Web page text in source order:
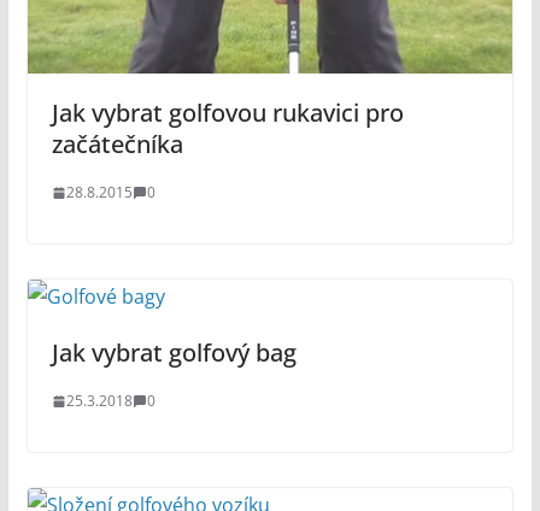
Jak vybrat golfovou rukavici pro
začátečníka
28.8.2015 0
Jak vybrat golfový bag
25.3.2018 0